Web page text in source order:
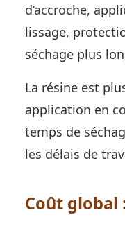
d’accroche,
lissage,
séchage plus
La résine est
application en
temps de
les délais de
Coût global